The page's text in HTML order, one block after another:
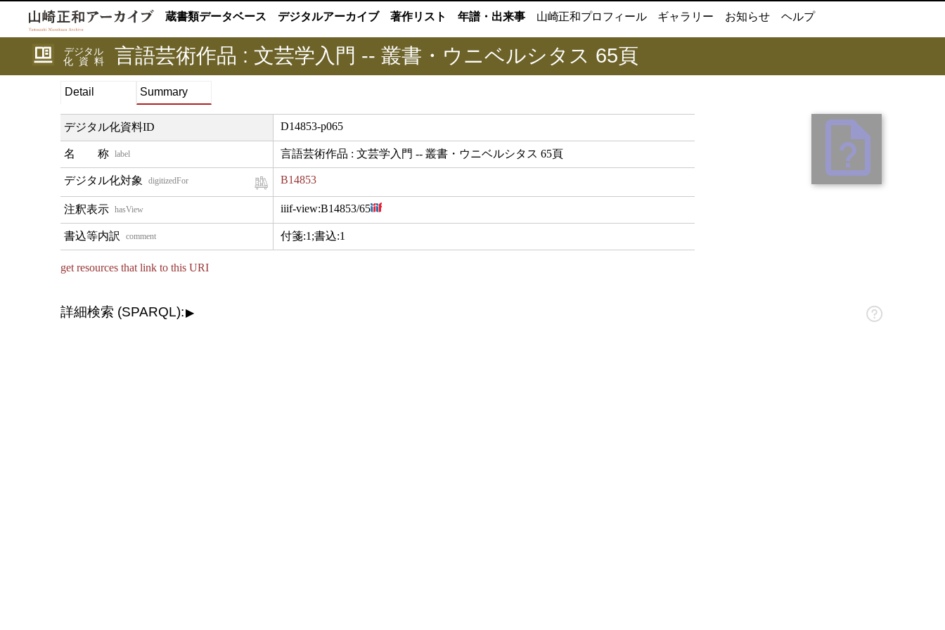
蔵書類データベース デジタルアーカイブ 著作リスト 年譜・出来事 山崎正和プロフィール ギャラリー お知らせ ヘルプ
デジタル
化資料
言語芸術作品 : 文芸学入門 -- 叢書・ウニベルシタス 65頁
Detail Summary
デジタル化資料ID D14853-p065
label 言語芸術作品 : 文芸学入門 -- 叢書・ウニベルシタス 65頁
digitizedFor B14853
hasView iiif-view:B14853/65
comment 付箋:1;書込:1
get resources that link to this URI
詳細検索 (SPARQL):▶